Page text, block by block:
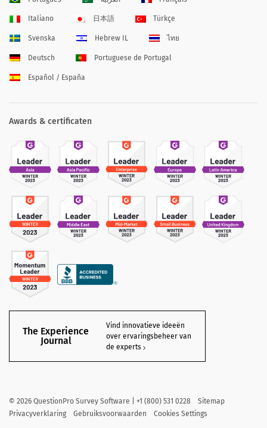
Italiano 日本語 Türkçe
Svenska Hebrew IL ไทย
Deutsch Portuguese de Portugal
Español / España
Awards & certificaten
The Experience
Journal
Vind innovatieve ideeën
over ervaringsbeheer van
de experts
© 2026 QuestionPro Survey Software | +1 (800) 531 0228
Sitemap
Privacyverklaring
Gebruiksvoorwaarden Cookies Settings